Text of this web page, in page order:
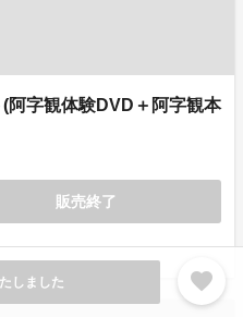
しました favorite
(阿字観体験DVD＋阿字観本
販売終了